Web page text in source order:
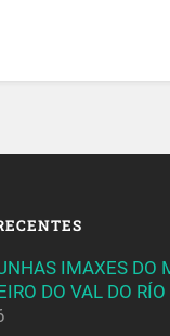
IMAXES DO
DO VAL DO